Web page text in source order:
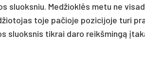
sluoksniu. Medžioklės metu ne
toje pačioje pozicijoje turi
sluoksnis tikrai daro reikšmingą